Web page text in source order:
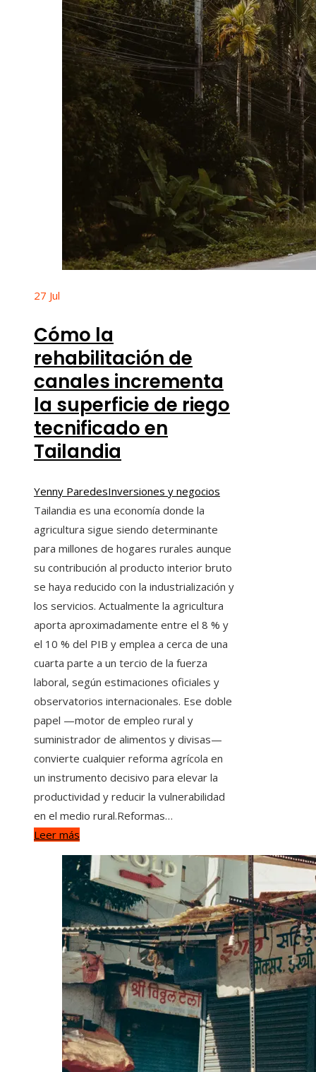
27 Jul
Cómo la
rehabilitación de
canales incrementa
la superficie de riego
tecnificado en
Tailandia
Yenny ParedesInversiones y negocios
Tailandia es una economía donde la
agricultura sigue siendo determinante
para millones de hogares rurales aunque
su contribución al producto interior bruto
se haya reducido con la industrialización y
los servicios. Actualmente la agricultura
aporta aproximadamente entre el 8 % y
el 10 % del PIB y emplea a cerca de una
cuarta parte a un tercio de la fuerza
laboral, según estimaciones oficiales y
observatorios internacionales. Ese doble
papel —motor de empleo rural y
suministrador de alimentos y divisas—
convierte cualquier reforma agrícola en
un instrumento decisivo para elevar la
productividad y reducir la vulnerabilidad
en el medio rural.Reformas…
Leer más